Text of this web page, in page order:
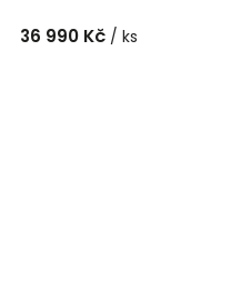
36 990 Kč / ks